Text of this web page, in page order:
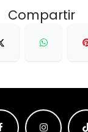
Compartir